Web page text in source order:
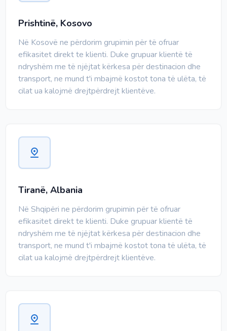
Prishtinë, Kosovo
Në Kosovë ne përdorim grupimin për të ofruar
efikasitet direkt te klienti. Duke grupuar klientë të
ndryshëm me të njëjtat kërkesa për destinacion dhe
transport, ne mund t'i mbajmë kostot tona të ulëta, të
cilat ua kalojmë drejtpërdrejt klientëve.
Tiranë, Albania
Në Shqipëri ne përdorim grupimin për të ofruar
efikasitet direkt te klienti. Duke grupuar klientë të
ndryshëm me të njëjtat kërkesa për destinacion dhe
transport, ne mund t'i mbajmë kostot tona të ulëta, të
cilat ua kalojmë drejtpërdrejt klientëve.